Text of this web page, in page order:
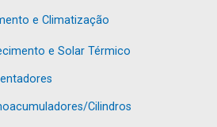
e Climatização
e Solar Térmico
Cilindros